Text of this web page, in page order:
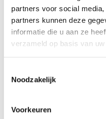
partners voor social
partners kunnen deze
informatie die u aan ze
verzameld op basis van
Noodzakelijk
Voorkeuren
Degelijke officieel ECB-S
inbraakwerende kluis in de
conform EN 1143-1 en
klasse S 60 P conform EN
Betrouwbaar & veilig betalen